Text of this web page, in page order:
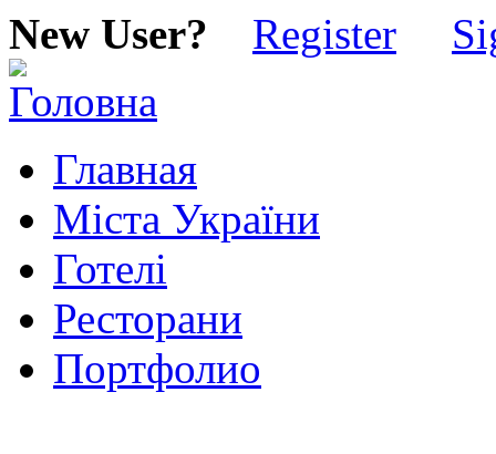
New User? Register
Главная
Міста України
Готелі
Ресторани
Портфолио